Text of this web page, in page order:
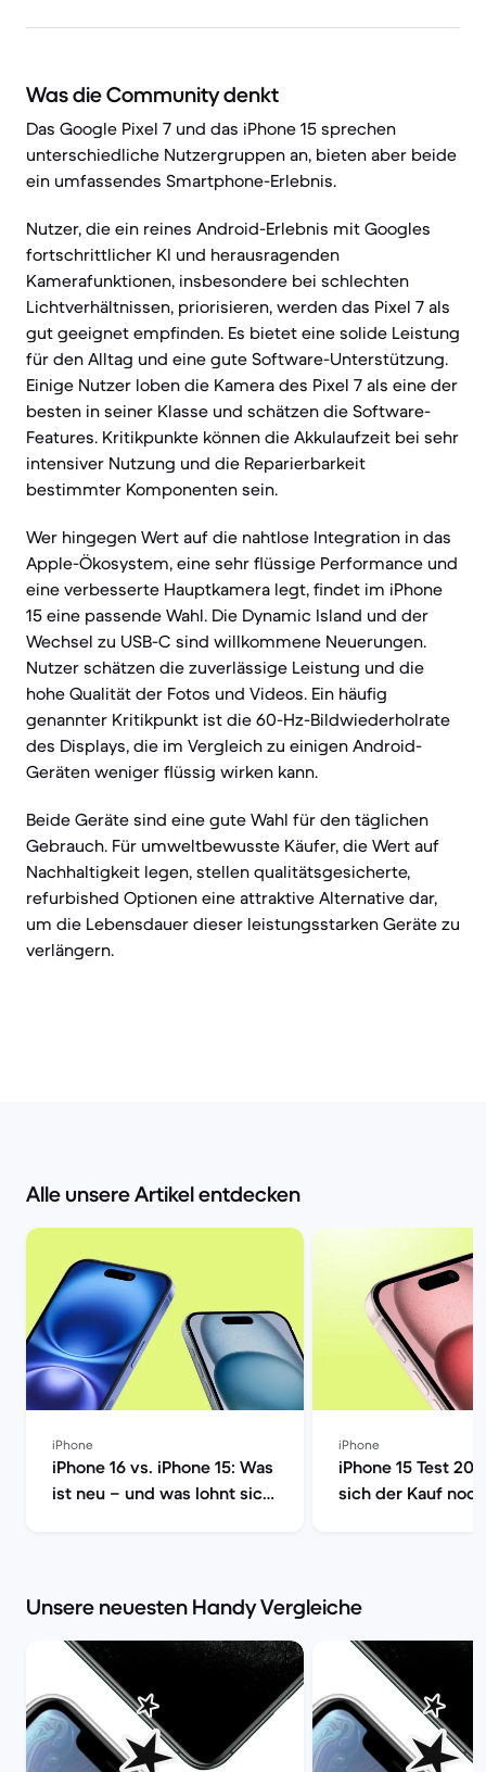
Was die Community denkt
Das Google Pixel 7 und das iPhone 15 sprechen
unterschiedliche Nutzergruppen an, bieten aber beide
ein umfassendes Smartphone-Erlebnis.
Nutzer, die ein reines Android-Erlebnis mit Googles
fortschrittlicher KI und herausragenden
Kamerafunktionen, insbesondere bei schlechten
Lichtverhältnissen, priorisieren, werden das Pixel 7 als
gut geeignet empfinden. Es bietet eine solide Leistung
für den Alltag und eine gute Software-Unterstützung.
Einige Nutzer loben die Kamera des Pixel 7 als eine der
besten in seiner Klasse und schätzen die Software-
Features. Kritikpunkte können die Akkulaufzeit bei sehr
intensiver Nutzung und die Reparierbarkeit
bestimmter Komponenten sein.
Wer hingegen Wert auf die nahtlose Integration in das
Apple-Ökosystem, eine sehr flüssige Performance und
eine verbesserte Hauptkamera legt, findet im iPhone
15 eine passende Wahl. Die Dynamic Island und der
Wechsel zu USB-C sind willkommene Neuerungen.
Nutzer schätzen die zuverlässige Leistung und die
hohe Qualität der Fotos und Videos. Ein häufig
genannter Kritikpunkt ist die 60-Hz-Bildwiederholrate
des Displays, die im Vergleich zu einigen Android-
Geräten weniger flüssig wirken kann.
Beide Geräte sind eine gute Wahl für den täglichen
Gebrauch. Für umweltbewusste Käufer, die Wert auf
Nachhaltigkeit legen, stellen qualitätsgesicherte,
refurbished Optionen eine attraktive Alternative dar,
um die Lebensdauer dieser leistungsstarken Geräte zu
verlängern.
Alle unsere Artikel entdecken
iPhone
iPhone 16 vs. iPhone 15: Was
ist neu – und was lohnt sich
iPhone
iPhone 15 Test
sich der Kauf
Unsere neuesten Handy Vergleiche